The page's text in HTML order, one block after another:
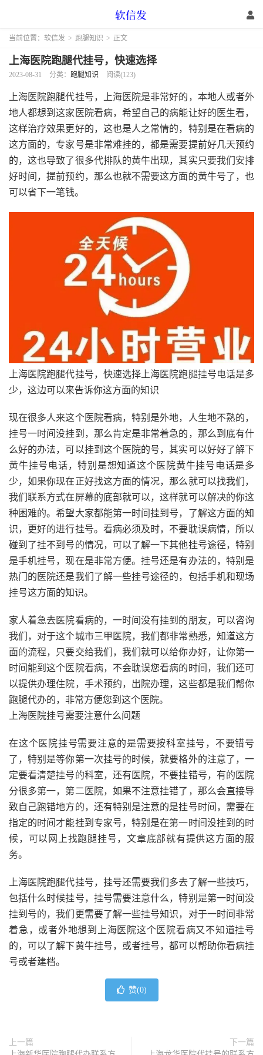
当前位置： 软信发 > 跑腿知识 > 正文
上海医院跑腿代挂号，快速选择
2023-08-31 分类： 跑腿知识 阅读(123)
上海医院跑腿代挂号，上海医院是非常好的，本地人或者外
地人都想到这家医院看病，希望自己的病能让好的医生看，
这样治疗效果更好的，这也是人之常情的，特别是在看病的
这方面的，专家号是非常难挂的，都是需要提前好几天预约
的，这也导致了很多代排队的黄牛出现，其实只要我们安排
好时间，提前预约，那么也就不需要这方面的黄牛号了，也
可以省下一笔钱。
上海医院跑腿代挂号，快速选择上海医院跑腿挂号电话是多
少，这边可以来告诉你这方面的知识
现在很多人来这个医院看病，特别是外地，人生地不熟的，
挂号一时间没挂到，那么肯定是非常着急的，那么到底有什
么好的办法，可以挂到这个医院的号，其实可以好好了解下
黄牛挂号电话，特别是想知道这个医院黄牛挂号电话是多
少，如果你现在正好找这方面的情况，那么就可以找我们，
我们联系方式在屏幕的底部就可以，这样就可以解决的你这
种困难的。希望大家都能第一时间挂到号，了解这方面的知
识，更好的进行挂号。看病必须及时，不要耽误病情，所以
碰到了挂不到号的情况，可以了解一下其他挂号途径，特别
是手机挂号，现在是非常方便。挂号还是有办法的，特别是
热门的医院还是我们了解一些挂号途径的，包括手机和现场
挂号这方面的知识。
家人着急去医院看病的，一时间没有挂到的朋友，可以咨询
我们，对于这个城市三甲医院，我们都非常熟悉，知道这方
面的流程，只要交给我们，我们就可以给你办好，让你第一
时间能到这个医院看病，不会耽误您看病的时间，我们还可
以提供办理住院，手术预约，出院办理，这些都是我们帮你
跑腿代办的，非常方便您到这个医院。
上海医院挂号需要注意什么问题
在这个医院挂号需要注意的是需要按科室挂号，不要错号
了，特别是等你第一次挂号的时候，就要格外的注意了，一
定要看清楚挂号的科室，还有医院，不要挂错号，有的医院
分很多第一，第二医院，如果不注意挂错了，那么会直接导
致自己跑错地方的，还有特别是注意的是挂号时间，需要在
指定的时间才能挂到专家号，特别是在第一时间没挂到的时
候，可以网上找跑腿挂号，文章底部就有提供这方面的服
务。
上海医院跑腿代挂号，挂号还需要我们多去了解一些技巧，
包括什么时候挂号，挂号需要注意什么，特别是第一时间没
挂到号的，我们更需要了解一些挂号知识，对于一时间非常
着急，或者外地想到上海医院这个医院看病又不知道挂号
的，可以了解下黄牛挂号，或者挂号，都可以帮助你看病挂
号或者建档。
赞(0)
上一篇
下一篇